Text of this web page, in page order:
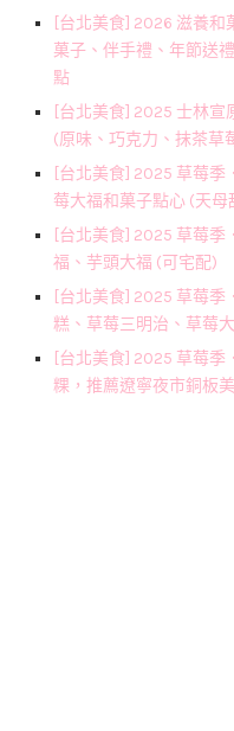
[台北美食] 2026 滋養
菓子、伴手禮、年節送
點
[台北美食] 2025 士林宣
(原味、巧克力、抹茶草
[台北美食] 2025 草莓
莓大福和菓子點心 (天母
[台北美食] 2025 草莓季
福、芋頭大福 (可宅配)
[台北美食] 2025 草莓季
糕、草莓三明治、草莓
[台北美食] 2025 草莓
粿，推薦遼寧夜市銅板